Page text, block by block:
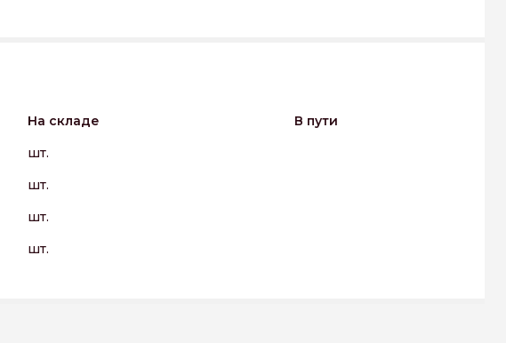
На складе
В пути
шт.
шт.
шт.
шт.